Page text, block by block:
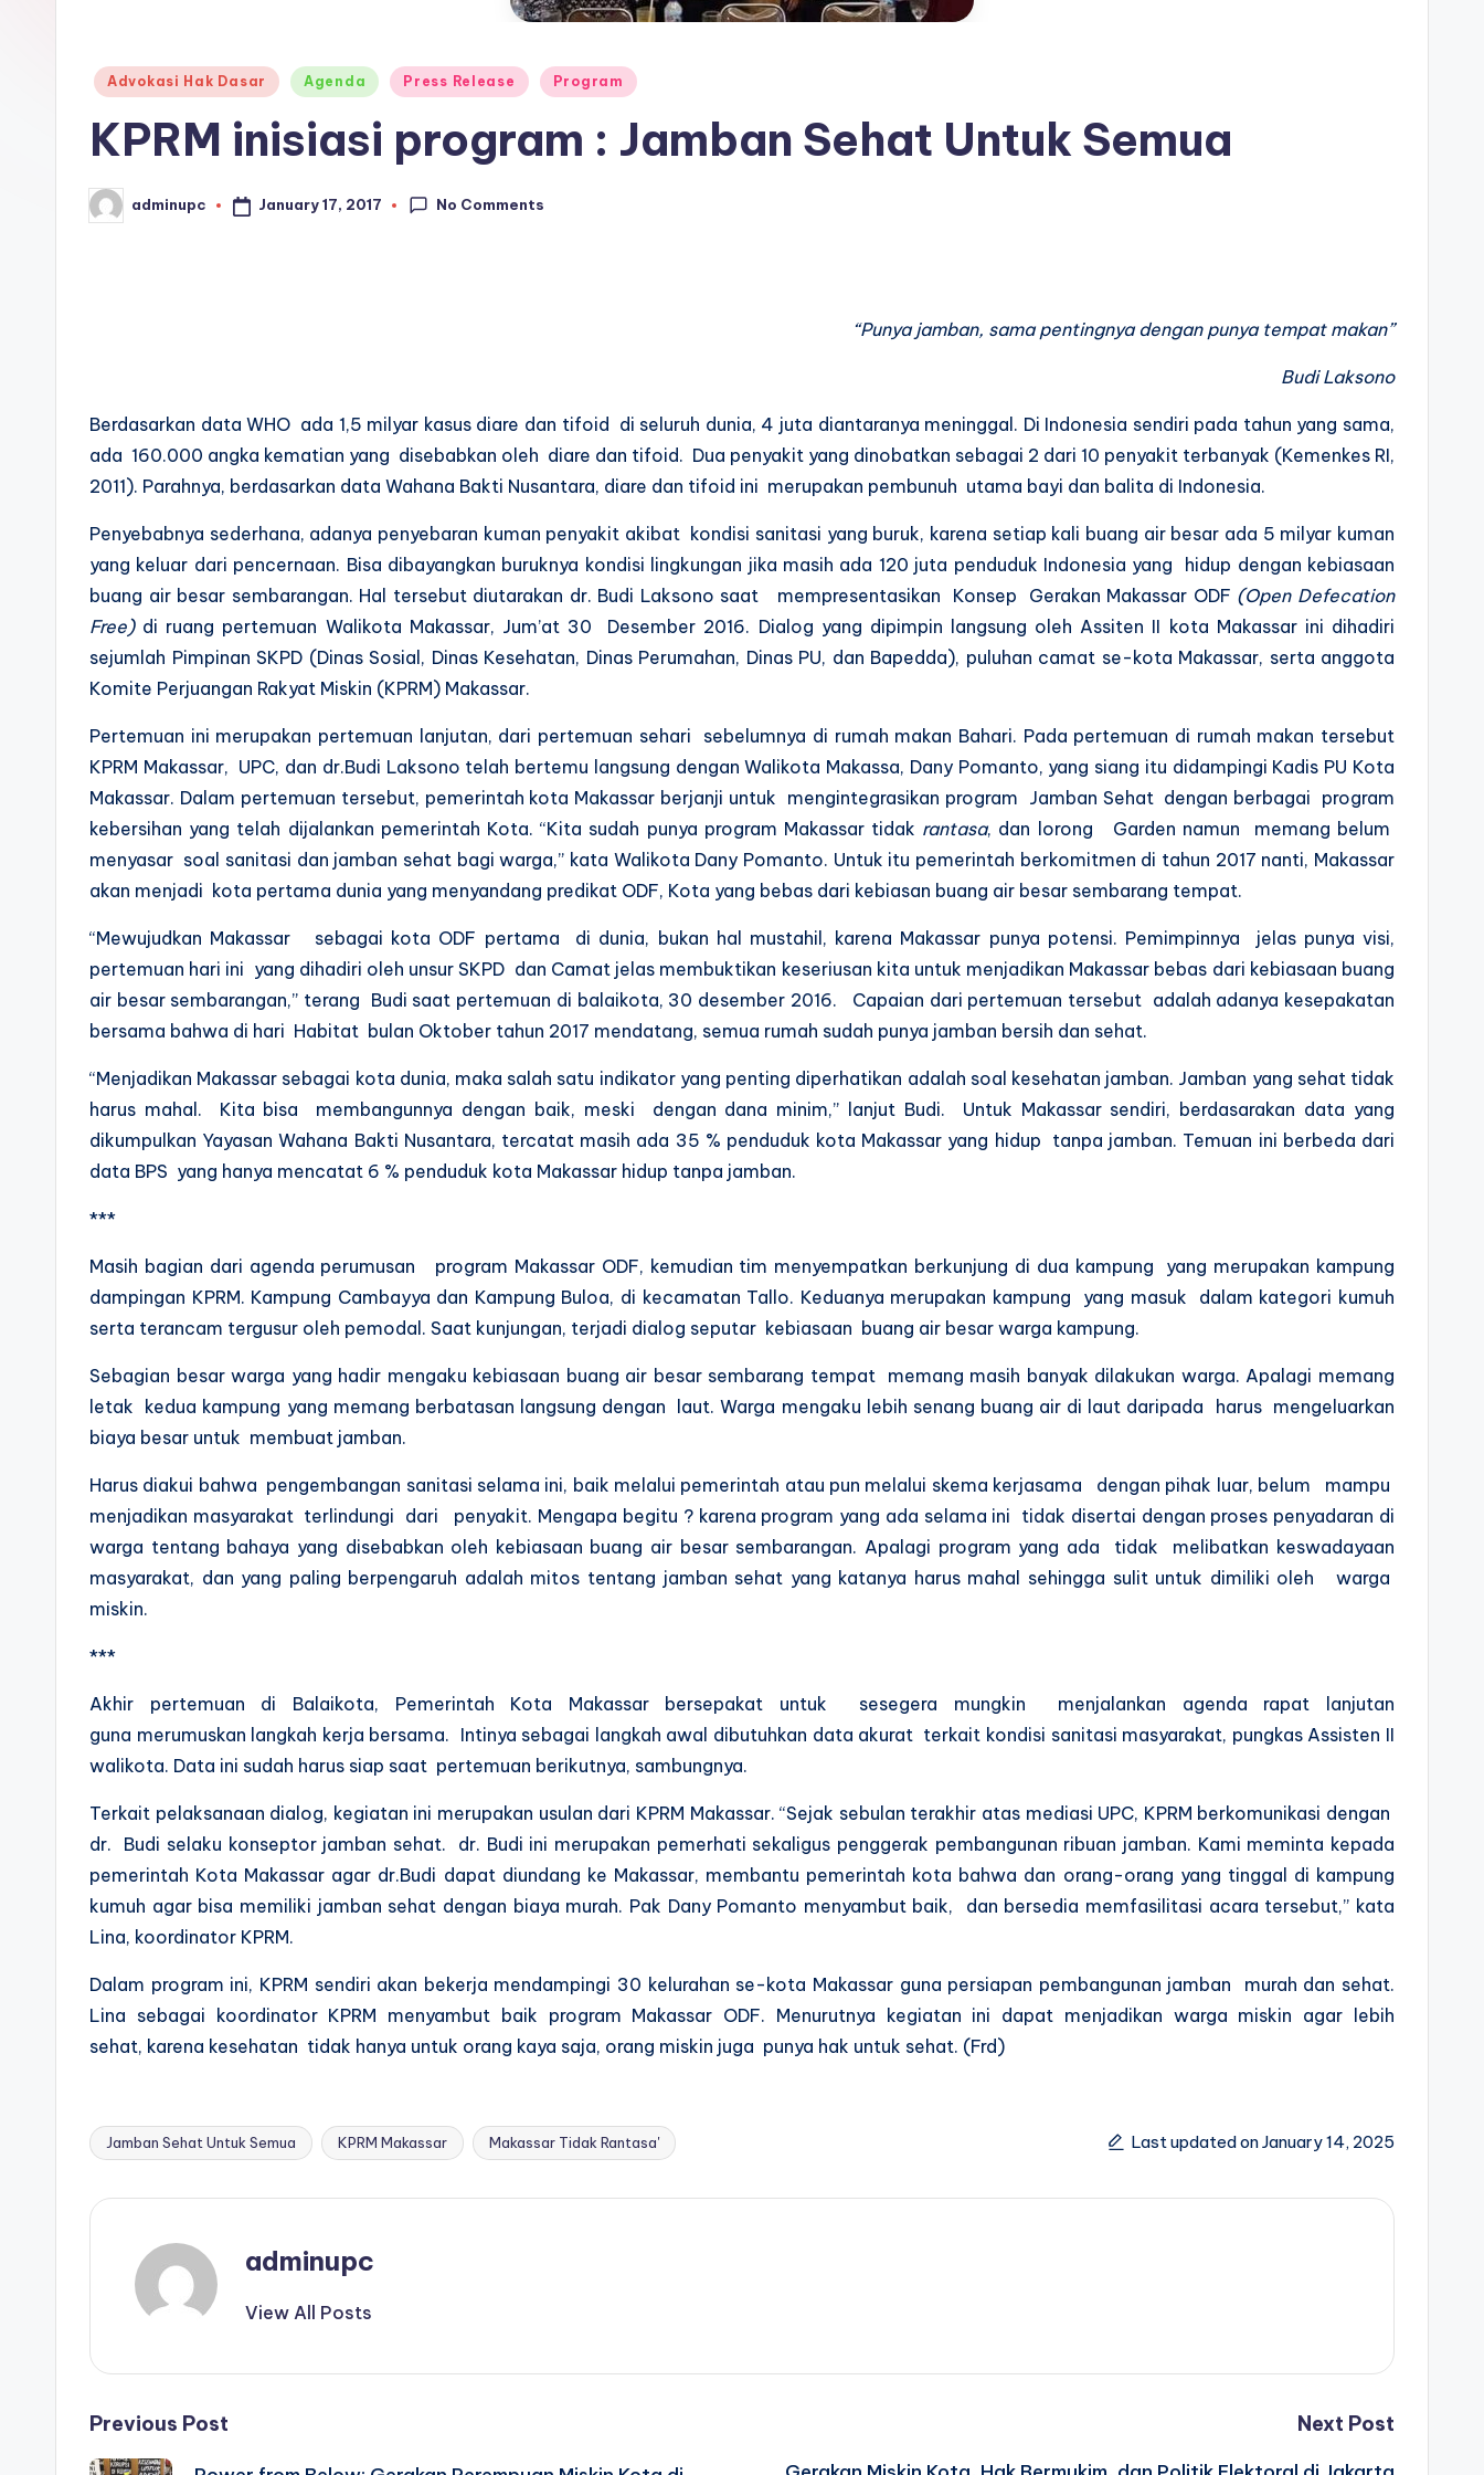
Posted
Advokasi Hak Dasar Agenda Press Release Program
KPRM inisiasi program : Jamban Sehat Untuk Semua
Posted
by
adminupc January 17, 2017 No Comments
“Punya jamban, sama pentingnya dengan punya tempat makan”
Budi Laksono
Berdasarkan data WHO ada 1,5 milyar kasus diare dan tifoid di seluruh dunia, 4 juta diantaranya meninggal. Di Indonesia sendiri pada tahun yang sama,
ada 160.000 angka kematian yang disebabkan oleh diare dan tifoid. Dua penyakit yang dinobatkan sebagai 2 dari 10 penyakit terbanyak (Kemenkes RI,
2011). Parahnya, berdasarkan data Wahana Bakti Nusantara, diare dan tifoid ini merupakan pembunuh utama bayi dan balita di Indonesia.
Penyebabnya sederhana, adanya penyebaran kuman penyakit akibat kondisi sanitasi yang buruk, karena setiap kali buang air besar ada 5 milyar kuman
yang keluar dari pencernaan. Bisa dibayangkan buruknya kondisi lingkungan jika masih ada 120 juta penduduk Indonesia yang hidup dengan kebiasaan
buang air besar sembarangan. Hal tersebut diutarakan dr. Budi Laksono saat mempresentasikan Konsep Gerakan Makassar ODF (Open Defecation
Free)di ruang pertemuan Walikota Makassar, Jum’at 30 Desember 2016. Dialog yang dipimpin langsung oleh Assiten II kota Makassar ini dihadiri
sejumlah Pimpinan SKPD (Dinas Sosial, Dinas Kesehatan, Dinas Perumahan, Dinas PU, dan Bapedda), puluhan camat se-kota Makassar, serta anggota
Komite Perjuangan Rakyat Miskin (KPRM) Makassar.
Pertemuan ini merupakan pertemuan lanjutan, dari pertemuan sehari sebelumnya di rumah makan Bahari. Pada pertemuan di rumah makan tersebut
KPRM Makassar, UPC, dan dr.Budi Laksono telah bertemu langsung dengan Walikota Makassa, Dany Pomanto, yang siang itu didampingi Kadis PU Kota
Makassar. Dalam pertemuan tersebut, pemerintah kota Makassar berjanji untuk mengintegrasikan program Jamban Sehat dengan berbagai program
kebersihan yang telah dijalankan pemerintah Kota. “Kita sudah punya program Makassar tidak rantasa, dan lorong Garden namun memang belum
menyasar soal sanitasi dan jamban sehat bagi warga,” kata Walikota Dany Pomanto. Untuk itu pemerintah berkomitmen di tahun 2017 nanti, Makassar
akan menjadi kota pertama dunia yang menyandang predikat ODF, Kota yang bebas dari kebiasan buang air besar sembarang tempat.
“Mewujudkan Makassar sebagai kota ODF pertama di dunia, bukan hal mustahil, karena Makassar punya potensi. Pemimpinnya jelas punya visi,
pertemuan hari ini yang dihadiri oleh unsur SKPD dan Camat jelas membuktikan keseriusan kita untuk menjadikan Makassar bebas dari kebiasaan buang
air besar sembarangan,” terang Budi saat pertemuan di balaikota, 30 desember 2016. Capaian dari pertemuan tersebut adalah adanya kesepakatan
bersama bahwa di hari Habitat bulan Oktober tahun 2017 mendatang, semua rumah sudah punya jamban bersih dan sehat.
“Menjadikan Makassar sebagai kota dunia, maka salah satu indikator yang penting diperhatikan adalah soal kesehatan jamban. Jamban yang sehat tidak
harus mahal. Kita bisa membangunnya dengan baik, meski dengan dana minim,” lanjut Budi. Untuk Makassar sendiri, berdasarakan data yang
dikumpulkan Yayasan Wahana Bakti Nusantara, tercatat masih ada 35 % penduduk kota Makassar yang hidup tanpa jamban. Temuan ini berbeda dari
data BPS yang hanya mencatat 6 % penduduk kota Makassar hidup tanpa jamban.
***
Masih bagian dari agenda perumusan program Makassar ODF, kemudian tim menyempatkan berkunjung di dua kampung yang merupakan kampung
dampingan KPRM. Kampung Cambayya dan Kampung Buloa, di kecamatan Tallo. Keduanya merupakan kampung yang masuk dalam kategori kumuh
serta terancam tergusur oleh pemodal. Saat kunjungan, terjadi dialog seputar kebiasaan buang air besar warga kampung.
Sebagian besar warga yang hadir mengaku kebiasaan buang air besar sembarang tempat memang masih banyak dilakukan warga. Apalagi memang
letak kedua kampung yang memang berbatasan langsung dengan laut. Warga mengaku lebih senang buang air di laut daripada harus mengeluarkan
biaya besar untuk membuat jamban.
Harus diakui bahwa pengembangan sanitasi selama ini, baik melalui pemerintah atau pun melalui skema kerjasama dengan pihak luar, belum mampu
menjadikan masyarakat terlindungi dari penyakit. Mengapa begitu ? karena program yang ada selama ini tidak disertai dengan proses penyadaran di
warga tentang bahaya yang disebabkan oleh kebiasaan buang air besar sembarangan. Apalagi program yang ada tidak melibatkan keswadayaan
masyarakat, dan yang paling berpengaruh adalah mitos tentang jamban sehat yang katanya harus mahal sehingga sulit untuk dimiliki oleh warga
miskin.
***
Akhir pertemuan di Balaikota, Pemerintah Kota Makassar bersepakat untuk sesegera mungkin menjalankan agenda rapat lanjutan
guna merumuskan langkah kerja bersama. Intinya sebagai langkah awal dibutuhkan data akurat terkait kondisi sanitasi masyarakat, pungkas Assisten II
walikota. Data ini sudah harus siap saat pertemuan berikutnya, sambungnya.
Terkait pelaksanaan dialog, kegiatan ini merupakan usulan dari KPRM Makassar. “Sejak sebulan terakhir atas mediasi UPC, KPRM berkomunikasi dengan
dr. Budi selaku konseptor jamban sehat. dr. Budi ini merupakan pemerhati sekaligus penggerak pembangunan ribuan jamban. Kami meminta kepada
pemerintah Kota Makassar agar dr.Budi dapat diundang ke Makassar, membantu pemerintah kota bahwa dan orang-orang yang tinggal di kampung
kumuh agar bisa memiliki jamban sehat dengan biaya murah. Pak Dany Pomanto menyambut baik, dan bersedia memfasilitasi acara tersebut,” kata
Lina, koordinator KPRM.
Dalam program ini, KPRM sendiri akan bekerja mendampingi 30 kelurahan se-kota Makassar guna persiapan pembangunan jamban murah dan sehat.
Lina sebagai koordinator KPRM menyambut baik program Makassar ODF. Menurutnya kegiatan ini dapat menjadikan warga miskin agar lebih
sehat, karena kesehatan tidak hanya untuk orang kaya saja, orang miskin juga punya hak untuk sehat. (Frd)
Tags:
Jamban Sehat Untuk Semua KPRM Makassar Makassar Tidak Rantasa' Last updated on January 14, 2025
adminupc
View All Posts
Post
Previous Post Next Post